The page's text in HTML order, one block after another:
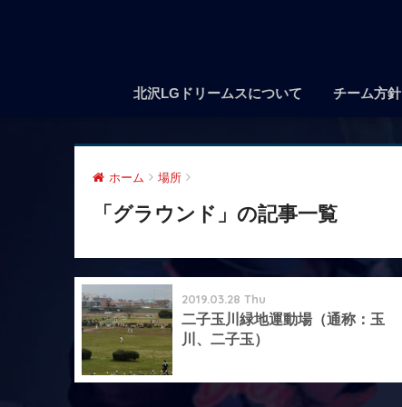
北沢LGドリームスについて チーム方針
ホーム 場所
「グラウンド」の記事一覧
2019.03.28 Thu
二子玉川緑地運動場（通称：玉
川、二子玉）